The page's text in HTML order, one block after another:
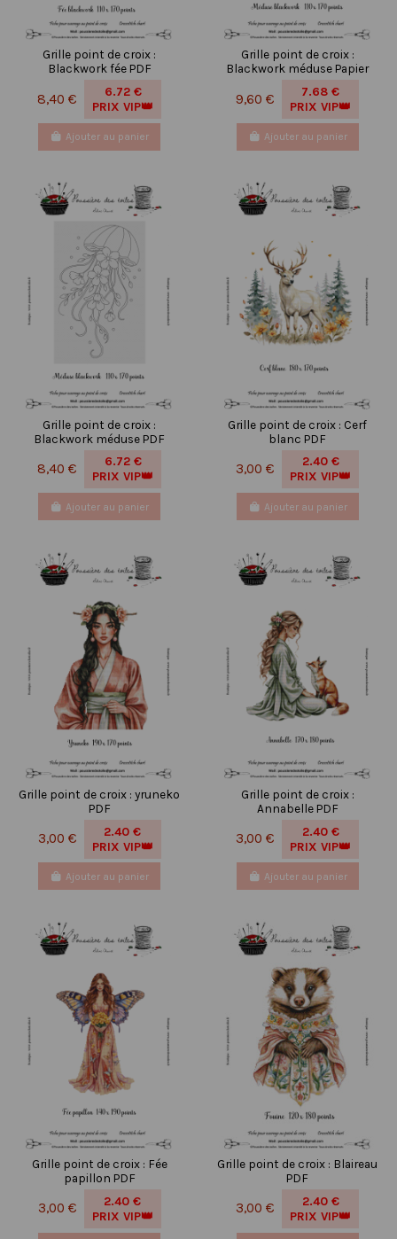
Grille point de croix :
Blackwork fée PDF
8,40 €
6.72 €
PRIX VIP👑
Ajouter au panier
Grille point de croix :
Blackwork méduse Papier
9,60 €
7.68 €
PRIX VIP👑
Ajouter au panier
Grille point de croix :
Blackwork méduse PDF
8,40 €
6.72 €
PRIX VIP👑
Ajouter au panier
Grille point de croix : Cerf
blanc PDF
3,00 €
2.40 €
PRIX VIP👑
Ajouter au panier
Grille point de croix : yruneko
PDF
3,00 €
2.40 €
PRIX VIP👑
Ajouter au panier
Grille point de croix :
Annabelle PDF
3,00 €
2.40 €
PRIX VIP👑
Ajouter au panier
Grille point de croix : Fée
papillon PDF
3,00 €
2.40 €
PRIX VIP👑
Grille point de croix : Blaireau
PDF
3,00 €
2.40 €
PRIX VIP👑